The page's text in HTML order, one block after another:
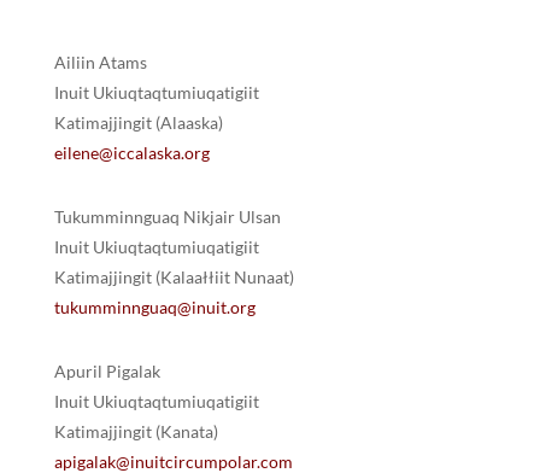
Ailiin Atams
Inuit Ukiuqtaqtumiuqatigiit
Katimajjingit (Alaaska)
eilene@iccalaska.org
Tukumminnguaq Nikjair Ulsan
Inuit Ukiuqtaqtumiuqatigiit
Katimajjingit (Kalaałłiit Nunaat)
tukumminnguaq@inuit.org
Apuril Pigalak
Inuit Ukiuqtaqtumiuqatigiit
Katimajjingit (Kanata)
apigalak@inuitcircumpolar.com